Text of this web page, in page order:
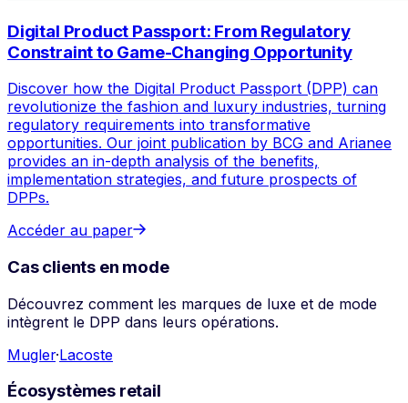
Digital Product Passport: From Regulatory
Constraint to Game-Changing Opportunity
Discover how the Digital Product Passport (DPP) can
revolutionize the fashion and luxury industries, turning
regulatory requirements into transformative
opportunities. Our joint publication by BCG and Arianee
provides an in-depth analysis of the benefits,
implementation strategies, and future prospects of
DPPs.
Accéder au paper
Cas clients en mode
Découvrez comment les marques de luxe et de mode
intègrent le DPP dans leurs opérations.
Mugler·Lacoste
Écosystèmes retail